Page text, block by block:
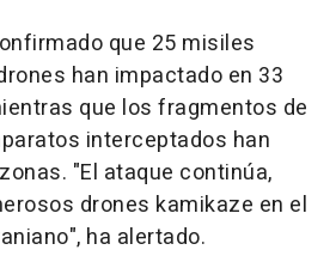
que 25 misiles
han impactado en 33
que los fragmentos de
interceptados han
"El ataque continúa,
drones kamikaze en el
ha alertado.